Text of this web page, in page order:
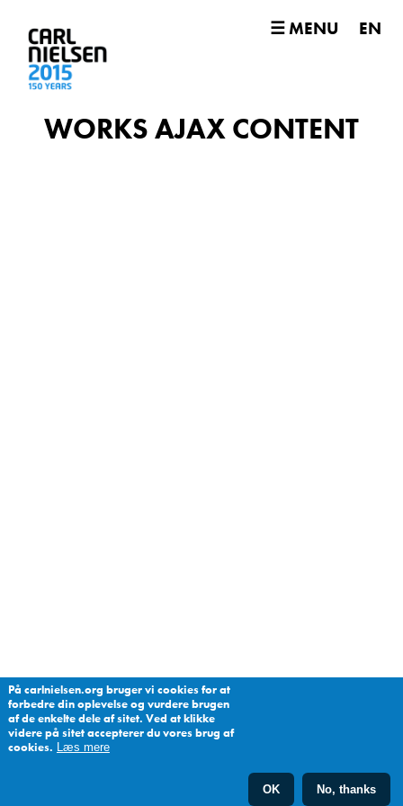
☰ MENU
WORKS AJAX CONTENT
EN
På carlnielsen.org bruger vi cookies for at
forbedre din oplevelse og vurdere brugen
af de enkelte dele af sitet. Ved at klikke
videre på sitet accepterer du vores brug af
cookies. Læs mere
OK No, thanks